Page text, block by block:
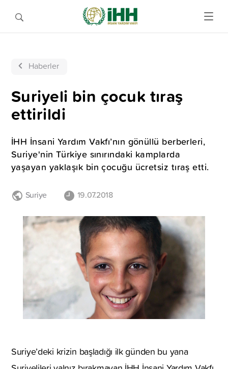
Haberler
Suriyeli bin çocuk tıraş
ettirildi
İHH İnsani Yardım Vakfı’nın gönüllü berberleri,
Suriye'nin Türkiye sınırındaki kamplarda
yaşayan yaklaşık bin çocuğu ücretsiz tıraş etti.
Suriye 19.07.2018
Suriye’deki krizin başladığı ilk günden bu yana